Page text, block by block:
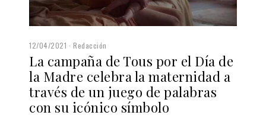
12/04/2021 Redacción
La campaña de Tous por el Día de
la Madre celebra la maternidad a
través de un juego de palabras
con su icónico símbolo